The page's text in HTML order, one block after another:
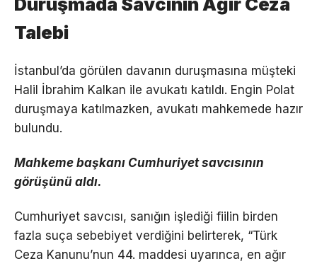
Talebi
İstanbul’da görülen davanın duruşmasına müşteki
Halil İbrahim Kalkan ile avukatı katıldı. Engin Polat
duruşmaya katılmazken, avukatı mahkemede hazır
bulundu.
Mahkeme başkanı Cumhuriyet savcısının
görüşünü aldı.
Cumhuriyet savcısı, sanığın işlediği fiilin birden
fazla suça sebebiyet verdiğini belirterek, “Türk
Ceza Kanunu’nun 44. maddesi uyarınca, en ağır